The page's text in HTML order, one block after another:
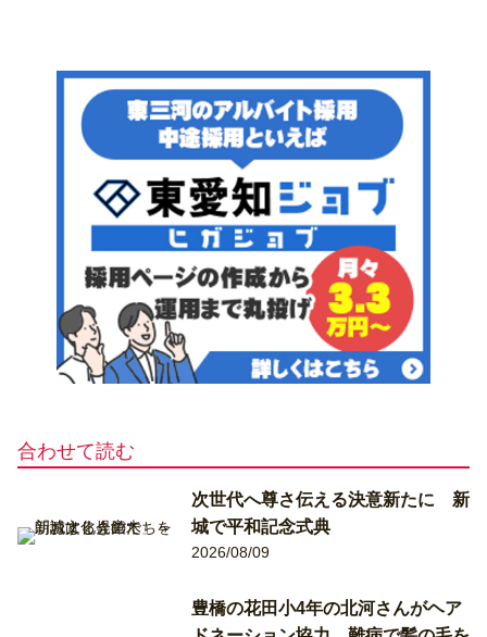
合わせて読む
次世代へ尊さ伝える決意新たに 新
城で平和記念式典
2026/08/09
豊橋の花田小4年の北河さんがヘア